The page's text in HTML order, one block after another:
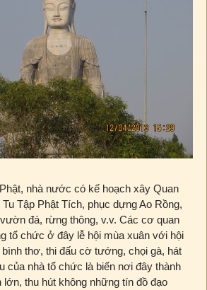
nhà nước có kế hoạch xây Quan
Tập Phật Tích, phục dựng Ao Rồng,
đá, rừng thông, v.v. Các cơ quan
tổ chức ở đây lễ hội mùa xuân với hội
thơ, thi đấu cờ tướng, chọi gà, hát
của nhà tổ chức là biến nơi đây thành
lớn, thu hút không những tín đồ đạo